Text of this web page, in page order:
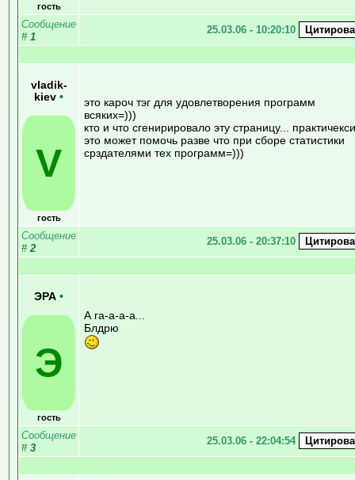
гость
Сообщение
# 1
25.03.06 - 10:20:10
vladik-
kiev •
V
гость
это кароч тэг для удовлетворения программ
всяких=)))
кто и что сгенирировало эту страницу... практичекси
это может помочь разве что при сборе статистики
срздателями тех программ=)))
Сообщение
# 2
25.03.06 - 20:37:10
ЭРА •
Э
гость
А га-а-а-а...
Блдрю
Сообщение
# 3
25.03.06 - 22:04:54